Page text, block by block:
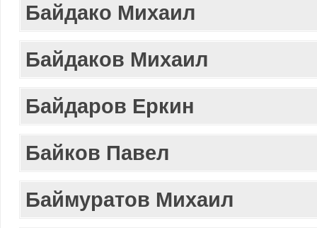
Байдако Михаил
Байдаков Михаил
Байдаров Еркин
Байков Павел
Баймуратов Михаил